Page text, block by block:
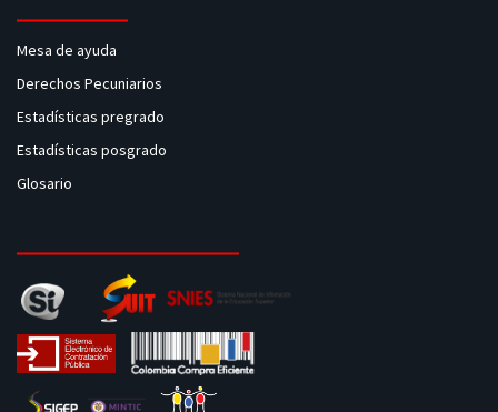
Mesa de ayuda
Derechos Pecuniarios
Estadísticas pregrado
Estadísticas posgrado
Glosario